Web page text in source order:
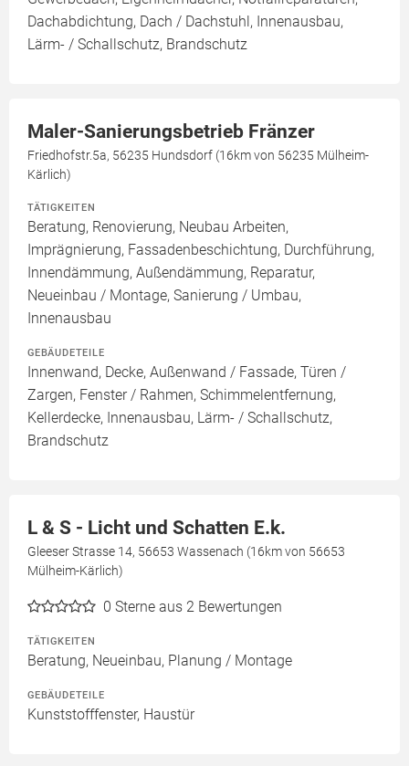
Dachabdichtung, Dach / Dachstuhl, Innenausbau,
Lärm- / Schallschutz, Brandschutz
Maler-Sanierungsbetrieb Fränzer
Friedhofstr.5a, 56235 Hundsdorf (16km von 56235 Mülheim-
Kärlich)
TÄTIGKEITEN
Beratung, Renovierung, Neubau Arbeiten,
Imprägnierung, Fassadenbeschichtung, Durchführung,
Innendämmung, Außendämmung, Reparatur,
Neueinbau / Montage, Sanierung / Umbau,
Innenausbau
GEBÄUDETEILE
Innenwand, Decke, Außenwand / Fassade, Türen /
Zargen, Fenster / Rahmen, Schimmelentfernung,
Kellerdecke, Innenausbau, Lärm- / Schallschutz,
Brandschutz
L & S - Licht und Schatten E.k.
Gleeser Strasse 14, 56653 Wassenach (16km von 56653
Mülheim-Kärlich)
0 Sterne aus 2 Bewertungen
TÄTIGKEITEN
Beratung, Neueinbau, Planung / Montage
GEBÄUDETEILE
Kunststofffenster, Haustür